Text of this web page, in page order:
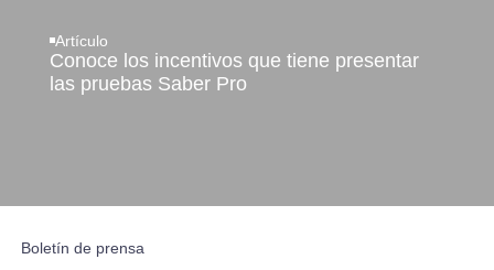
Artículo
Conoce los incentivos que tiene presentar
las pruebas Saber Pro
Boletín de prensa